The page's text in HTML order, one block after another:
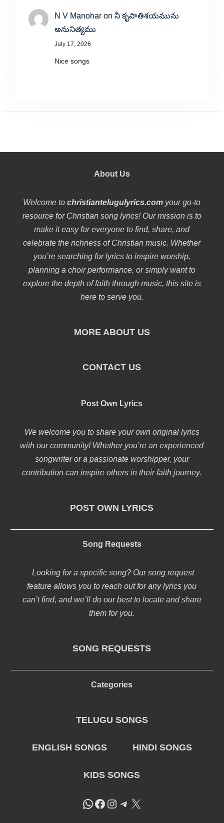
N V Manoharon నీ కృపాతిశయమును
అనునిత్యము
July 17, 2026
Nice songs
About Us
Welcome tochristiantelugulyrics.com your go-to
resource for Christian song lyrics! Our mission is to
make it easy for everyone to find, share, and
celebrate the richness of Christian music. Whether
you’re searching for lyrics to inspire worship,
planning a choir performance, or simply want to
explore the depth of faith through music, this site is
here to serve you.
MORE ABOUT US
CONTACT US
Post Own Lyrics
We welcome you to share your own original lyrics
with our community! Whether you’re an experienced
songwriter or a passionate worshipper, your
contribution can inspire others in their faith journey.
POST OWN LYRICS
Song Requests
Looking for a specific song? Our song request
feature allows you to reach out for any lyrics you
can’t find, and we’ll do our best to locate and share
them for you.
SONG REQUESTS
Categories
TELUGU SONGS
ENGLISH SONGS HINDI SONGS
KIDS SONGS
WhatsApp
Facebook
Instagram
Telegram
X